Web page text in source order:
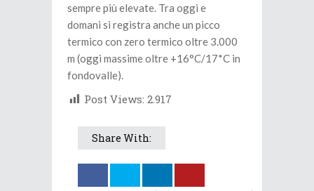
sempre più elevate. Tra oggi e
domani si registra anche un picco
termico con zero termico oltre 3.000
m (oggi massime oltre +16°C/17*C in
fondovalle).
Post Views: 2.917
Share With: